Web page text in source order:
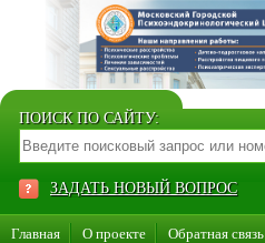
ПОИСК ПО САЙТУ:
ЗАДАТЬ НОВЫЙ ВОПРОС
Главная О проекте Обратная связь